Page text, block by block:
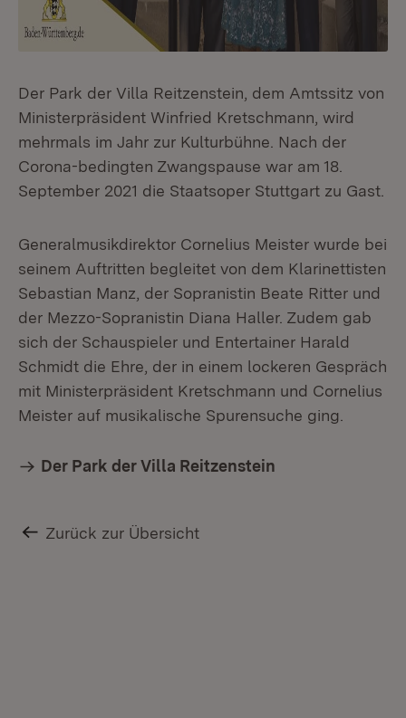
Der Park der Villa Reitzenstein, dem Amtssitz von
Ministerpräsident Winfried Kretschmann, wird
mehrmals im Jahr zur Kulturbühne. Nach der
Corona-bedingten Zwangspause war am 18.
September 2021 die Staatsoper Stuttgart zu Gast.
Generalmusikdirektor Cornelius Meister wurde bei
seinem Auftritten begleitet von dem Klarinettisten
Sebastian Manz, der Sopranistin Beate Ritter und
der Mezzo-Sopranistin Diana Haller. Zudem gab
sich der Schauspieler und Entertainer Harald
Schmidt die Ehre, der in einem lockeren Gespräch
mit Ministerpräsident Kretschmann und Cornelius
Meister auf musikalische Spurensuche ging.
Der Park der Villa Reitzenstein
Zurück zur Übersicht